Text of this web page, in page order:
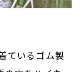
ているゴム製